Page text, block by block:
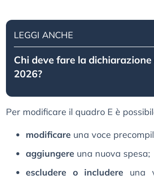
LEGGI ANCHE
Chi deve fare la
2026?
Per modificare il quadro E è
modificare una voce
aggiungere una nuova spesa;
escludere o includere una